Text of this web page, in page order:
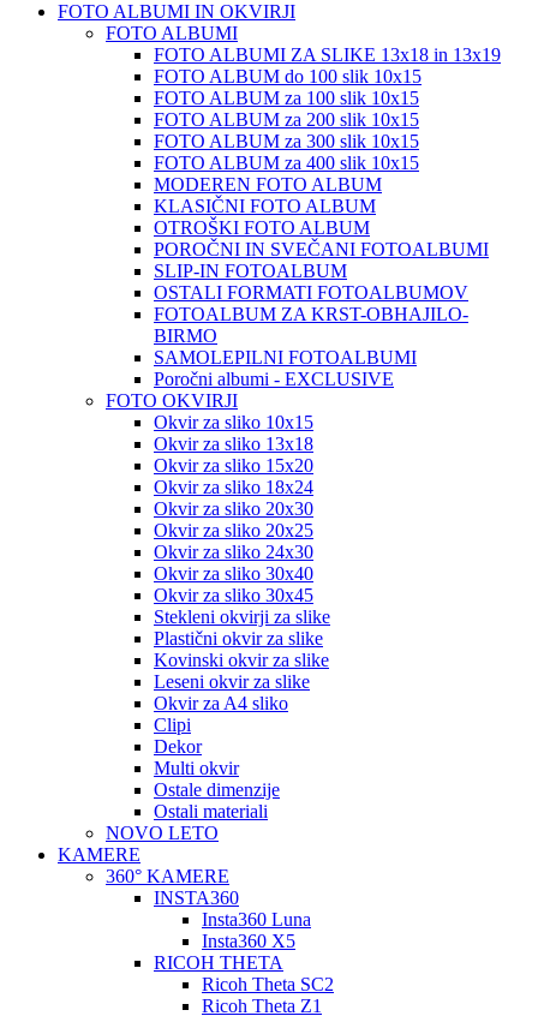
FOTO ALBUMI IN OKVIRJI
FOTO ALBUMI
FOTO ALBUMI ZA SLIKE 13x18 in 13x19
FOTO ALBUM do 100 slik 10x15
FOTO ALBUM za 100 slik 10x15
FOTO ALBUM za 200 slik 10x15
FOTO ALBUM za 300 slik 10x15
FOTO ALBUM za 400 slik 10x15
MODEREN FOTO ALBUM
KLASIČNI FOTO ALBUM
OTROŠKI FOTO ALBUM
POROČNI IN SVEČANI FOTOALBUMI
SLIP-IN FOTOALBUM
OSTALI FORMATI FOTOALBUMOV
FOTOALBUM ZA KRST-OBHAJILO-
BIRMO
SAMOLEPILNI FOTOALBUMI
Poročni albumi - EXCLUSIVE
FOTO OKVIRJI
Okvir za sliko 10x15
Okvir za sliko 13x18
Okvir za sliko 15x20
Okvir za sliko 18x24
Okvir za sliko 20x30
Okvir za sliko 20x25
Okvir za sliko 24x30
Okvir za sliko 30x40
Okvir za sliko 30x45
Stekleni okvirji za slike
Plastični okvir za slike
Kovinski okvir za slike
Leseni okvir za slike
Okvir za A4 sliko
Clipi
Dekor
Multi okvir
Ostale dimenzije
Ostali materiali
NOVO LETO
KAMERE
360° KAMERE
INSTA360
Insta360 Luna
Insta360 X5
RICOH THETA
Ricoh Theta SC2
Ricoh Theta Z1